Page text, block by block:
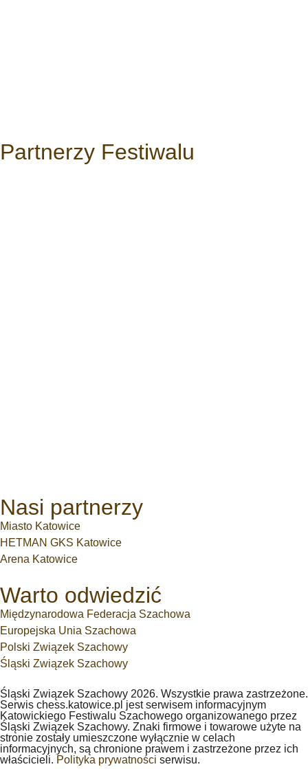
Partnerzy Festiwalu
Nasi partnerzy
Miasto Katowice
HETMAN GKS Katowice
Arena Katowice
Warto odwiedzić
Międzynarodowa Federacja Szachowa
Europejska Unia Szachowa
Polski Związek Szachowy
Śląski Związek Szachowy
Śląski Związek Szachowy 2026. Wszystkie prawa zastrzeżone.
Serwis chess.katowice.pl jest serwisem informacyjnym
Katowickiego Festiwalu Szachowego organizowanego przez
Śląski Związek Szachowy. Znaki firmowe i towarowe użyte na
stronie zostały umieszczone wyłącznie w celach
informacyjnych, są chronione prawem i zastrzeżone przez ich
właścicieli. Polityka prywatności serwisu.